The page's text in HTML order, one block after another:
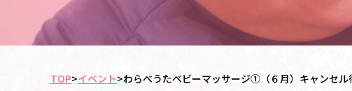
TOP>イベント>わらべうたベビーマッサージ①（６月）キャンセル